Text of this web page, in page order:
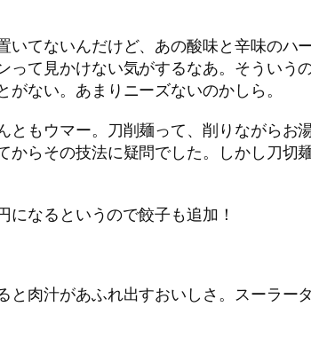
てないんだけど、あの酸味と辛味のハ
て見かけない気がするなあ。そういう
ない。あまりニーズないのかしら。
もウマー。刀削麺って、削りながらお
らその技法に疑問でした。しかし刀切
なるというので餃子も追加！
肉汁があふれ出すおいしさ。スーラー